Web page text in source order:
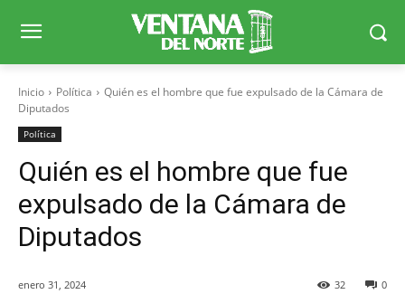
Inicio Política
Quién es el hombre que fue expulsado de la Cámara de
Diputados
Política
Quién es el hombre que fue
expulsado de la Cámara de
Diputados
enero 31, 2024 0
32